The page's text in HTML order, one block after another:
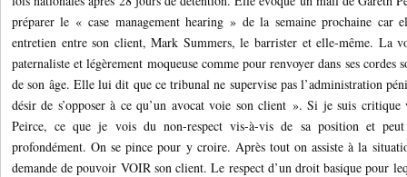
préparer le « case management hearing » de la semaine prochaine car
entretien entre son client, Mark Summers, le barrister et elle-même. La
paternaliste et légèrement moqueuse comme pour renvoyer dans ses
de son âge. Elle lui dit que ce tribunal ne supervise pas l’administration
désir de s’opposer à ce qu’un avocat voie son client ». Si je suis
Peirce, ce que je vois du non-respect vis-à-vis de sa position et
profondément. On se pince pour y croire. Après tout on assiste à la
demande de pouvoir VOIR son client. Le respect d’un droit basique pour